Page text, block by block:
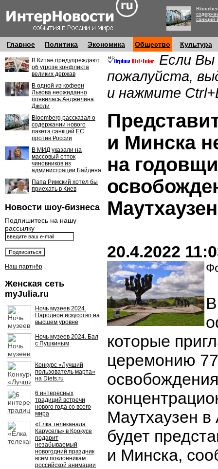
санкций
Главное Политика Экономика Общество Культура
В Китае предупреждают
об угрозе конфликта
великих держав
В одной из кофеен
Львова неожиданно
появилась Анджелина
Джоли
Bloomberg рассказал о
содержании нового
пакета санкций ЕС
против России
В МИД указали на
массовый отток
чиновников из
администрации Байдена
Папа Римский хотел бы
приехать в Киев
Новости шоу-бизнеса
Подпишитесь на нашу
рассылку
Наш партнёр
Женская сеть
myJulia.ru
Ночь музеев 2024.
Народное искусство на
высшем уровне
Ночь музеев 2024. Бал
с Пушкиным
Конкурс «Лучший
пользователь марта»
на Diets.ru
6 интересных
традиций встречи
нового года со всего
мира
«Ёлка телеканала
Карусель» в Крокусе
подарит
незабываемый
новогодний праздник
всем поклонникам
российской анимации
Если Вы
пожалуйста,
и нажмите
и Минска
на
20.4.2022
которые
церемонию
Маутхаузен в
будет
и Минска,